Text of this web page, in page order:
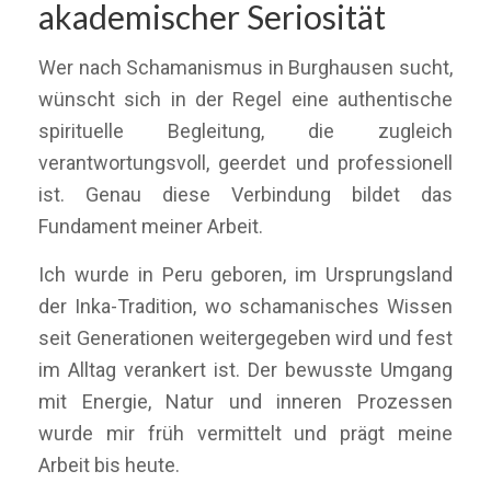
akademischer Seriosität
Wer nach Schamanismus in Burghausen sucht,
wünscht sich in der Regel eine authentische
spirituelle Begleitung, die zugleich
verantwortungsvoll, geerdet und professionell
ist. Genau diese Verbindung bildet das
Fundament meiner Arbeit.
Ich wurde in Peru geboren, im Ursprungsland
der Inka-Tradition, wo schamanisches Wissen
seit Generationen weitergegeben wird und fest
im Alltag verankert ist. Der bewusste Umgang
mit Energie, Natur und inneren Prozessen
wurde mir früh vermittelt und prägt meine
Arbeit bis heute.